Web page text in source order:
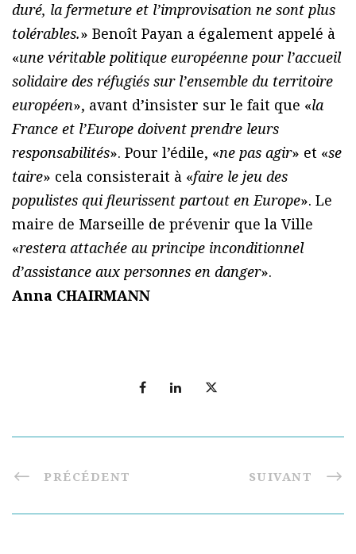
duré, la fermeture et l’improvisation ne sont plus
tolérables.» Benoît Payan a également appelé à
«une véritable politique européenne pour l’accueil
solidaire des réfugiés sur l’ensemble du territoire
européen», avant d’insister sur le fait que «la
France et l’Europe doivent prendre leurs
responsabilités». Pour l’édile, «ne pas agir» et «se
taire» cela consisterait à «faire le jeu des
populistes qui fleurissent partout en Europe». Le
maire de Marseille de prévenir que la Ville
«restera attachée au principe inconditionnel
d’assistance aux personnes en danger».
Anna CHAIRMANN
PRÉCÉDENT SUIVANT